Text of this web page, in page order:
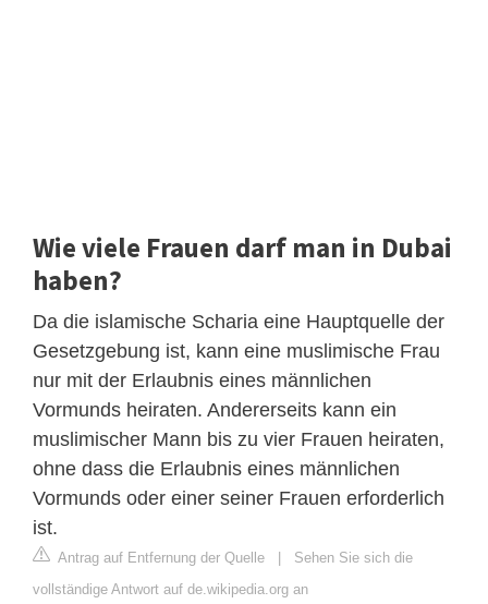
Wie viele Frauen darf man in Dubai
haben?
Da die islamische Scharia eine Hauptquelle der
Gesetzgebung ist, kann eine muslimische Frau
nur mit der Erlaubnis eines männlichen
Vormunds heiraten. Andererseits kann ein
muslimischer Mann bis zu vier Frauen heiraten,
ohne dass die Erlaubnis eines männlichen
Vormunds oder einer seiner Frauen erforderlich
ist.
Antrag auf Entfernung der Quelle | Sehen Sie sich die
vollständige Antwort auf de.wikipedia.org an